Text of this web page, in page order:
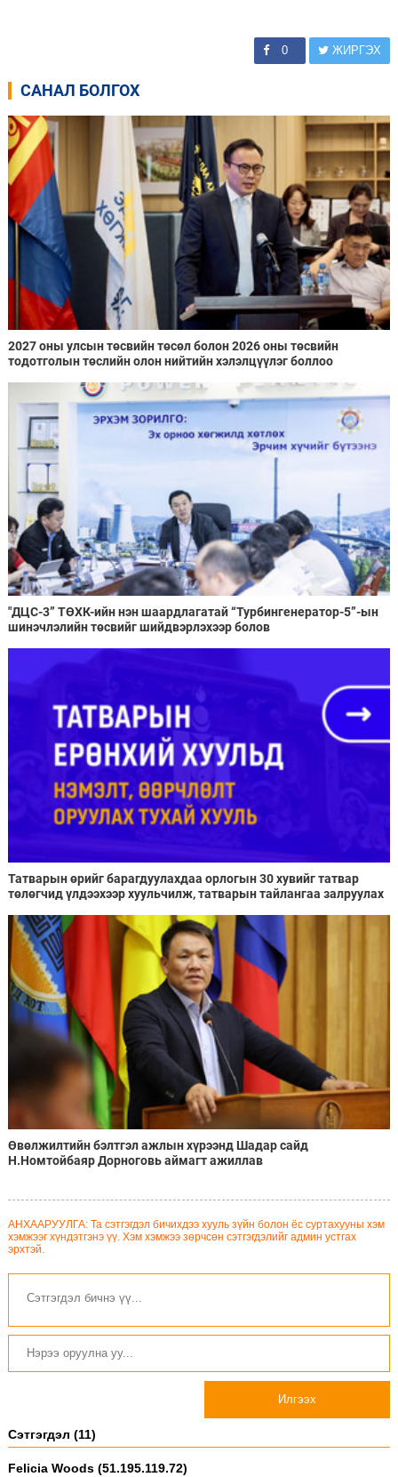
0 ЖИРГЭХ
САНАЛ БОЛГОХ
2027 оны улсын төсвийн төсөл болон 2026 оны төсвийн
тодотголын төслийн олон нийтийн хэлэлцүүлэг боллоо
"ДЦС-3” ТӨХК-ийн нэн шаардлагатай “Турбингенератор-5”-ын
шинэчлэлийн төсвийг шийдвэрлэхээр болов
Татварын өрийг барагдуулахдаа орлогын 30 хувийг татвар
төлөгчид үлдээхээр хуульчилж, татварын тайлангаа залруулах
Өвөлжилтийн бэлтгэл ажлын хүрээнд Шадар сайд
Н.Номтойбаяр Дорноговь аймагт ажиллав
АНХААРУУЛГА: Та сэтгэгдэл бичихдээ хууль зүйн болон ёс суртахууны хэм
хэмжээг хүндэтгэнэ үү. Хэм хэмжээ зөрчсөн сэтгэгдэлийг админ устгах
эрхтэй.
Илгээх
Сэтгэгдэл (11)
Felicia Woods (51.195.119.72)